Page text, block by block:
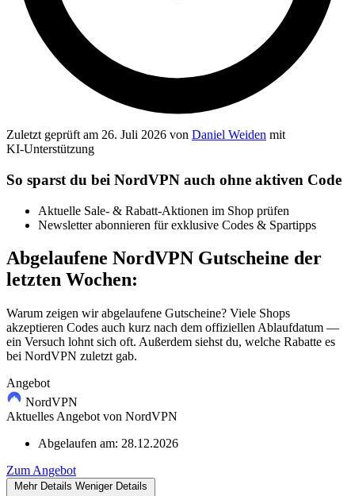
Zuletzt geprüft am 26. Juli 2026 von Daniel Weiden mit
KI‑Unterstützung
So sparst du bei NordVPN auch ohne aktiven Code
Aktuelle Sale- & Rabatt-Aktionen im Shop prüfen
Newsletter abonnieren für exklusive Codes & Spartipps
Abgelaufene NordVPN Gutscheine der
letzten Wochen:
Warum zeigen wir abgelaufene Gutscheine? Viele Shops
akzeptieren Codes auch kurz nach dem offiziellen Ablaufdatum —
ein Versuch lohnt sich oft. Außerdem siehst du, welche Rabatte es
bei NordVPN zuletzt gab.
Angebot
NordVPN
Aktuelles Angebot von NordVPN
Abgelaufen am: 28.12.2026
Zum Angebot
Mehr Details Weniger Details